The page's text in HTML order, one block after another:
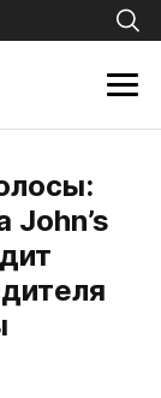
John’s